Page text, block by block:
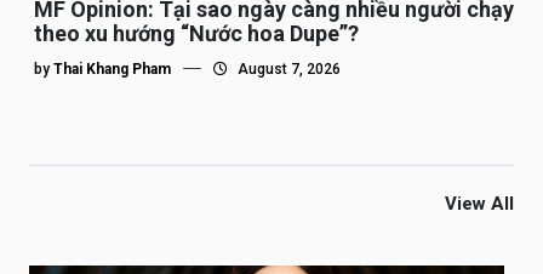
MF Opinion: Tại sao ngày càng nhiều người chạy
theo xu hướng “Nước hoa Dupe”?
by Thai Khang Pham August 7, 2026
View All